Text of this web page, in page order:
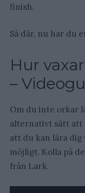
finish.
Så där, nu har du
Hur
–
Om du inte orkar
alternativt sätt att
att du kan lära dig
möjligt. Kolla på
från Lark.